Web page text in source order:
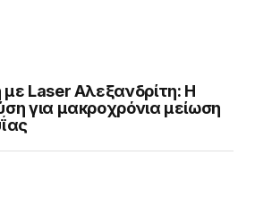
Laser Αλεξανδρίτη: Η
για μακροχρόνια μείωση